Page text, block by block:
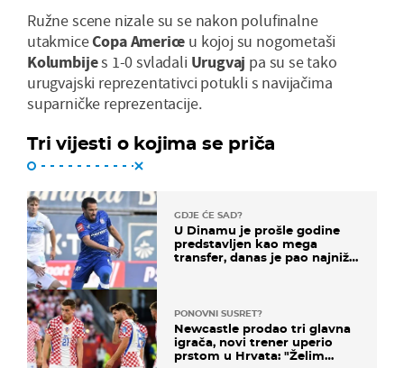
Ružne scene nizale su se nakon polufinalne
utakmiceCopaAmerice u kojoj su nogometaši
Kolumbijes 1-0 svladali Urugvaj pa su se tako
urugvajski reprezentativci potukli s navijačima
suparničke reprezentacije.
Tri vijesti o kojima se priča
GDJE ĆE SAD?
U Dinamu je prošle godine
predstavljen kao mega
transfer, danas je pao najniže
PONOVNI SUSRET?
Newcastle prodao tri glavna
igrača, novi trener uperio
prstom u Hrvata: "Želim